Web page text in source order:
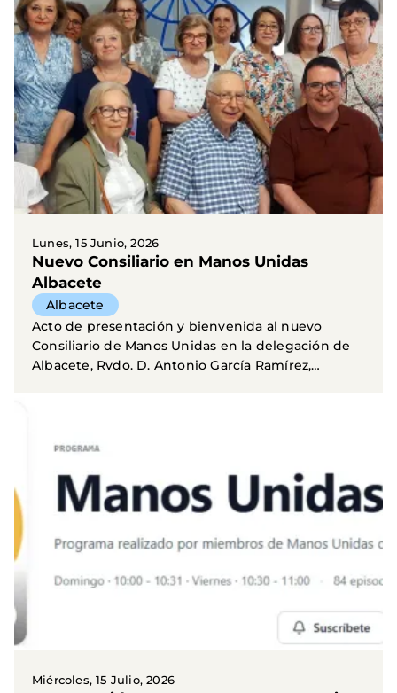
Lunes, 15 Junio, 2026
Nuevo Consiliario en Manos Unidas
Albacete
Albacete
Acto de presentación y bienvenida al nuevo
Consiliario de Manos Unidas en la delegación de
Albacete, Rvdo. D. Antonio García Ramírez,
Miércoles, 15 Julio, 2026